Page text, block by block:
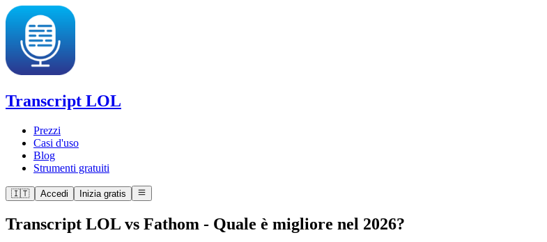
Transcript LOL
Prezzi
Casi d'uso
Blog
Strumenti gratuiti
🇮🇹 Accedi Inizia gratis
Transcript LOL vs Fathom - Quale è migliore nel 2026?